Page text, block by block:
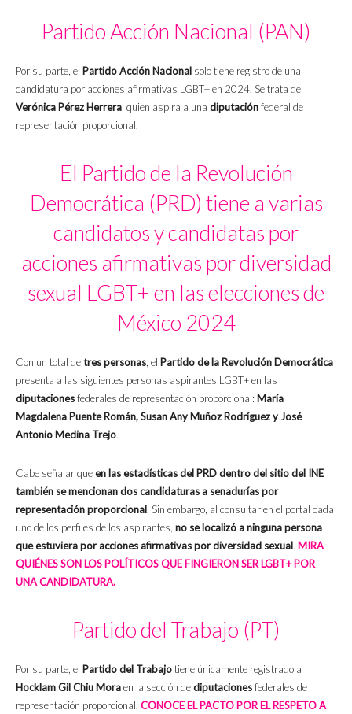
Partido Acción Nacional (PAN)
Por su parte, el Partido Acción Nacional solo tiene registro de una
candidatura por acciones afirmativas LGBT+ en 2024. Se trata de
Verónica Pérez Herrera, quien aspira a una diputaciónfederal de
representación proporcional.
El Partido de la Revolución
Democrática (PRD) tiene a varias
candidatos y candidatas por
acciones afirmativas por diversidad
sexual LGBT+ en las elecciones de
México 2024
Con un total detres personas, el Partido de la Revolución Democrática
presenta a las siguientes personas aspirantes LGBT+ en las
diputacionesfederales de representación proporcional: María
Magdalena Puente Román, Susan Any Muñoz Rodríguez y José
Antonio Medina Trejo.
Cabe señalar queen las estadísticas del PRD dentro del sitio del INE
también se mencionan dos candidaturas a senadurías por
representación proporcional. Sin embargo, al consultar en el portal cada
uno de los perfiles de los aspirantes, no se localizó a ninguna persona
que estuviera por acciones afirmativas por diversidad sexual. MIRA
QUIÉNES SON LOS POLÍTICOS QUE FINGIERON SER LGBT+ POR
UNA CANDIDATURA.
Partido del Trabajo (PT)
Por su parte, el Partido del Trabajotiene únicamente registrado a
Hocklam Gil Chiu Moraen la sección dediputacionesfederales de
representación proporcional. CONOCE EL PACTO POR EL RESPETO A